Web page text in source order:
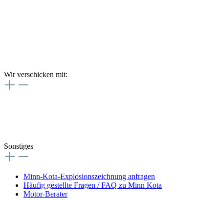
Wir verschicken mit:
Sonstiges
Minn-Kota-Explosionszeichnung anfragen
Häufig gestellte Fragen / FAQ zu Minn Kota
Motor-Berater